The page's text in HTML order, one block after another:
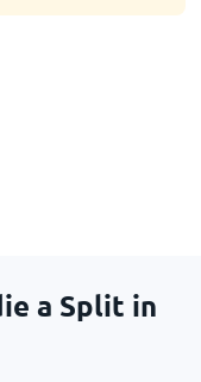
a Split in